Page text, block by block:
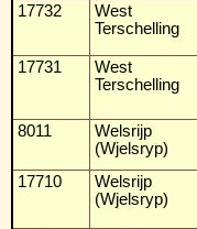
17732
West
Terschelling
17731
West
Terschelling
8011
Welsrijp
(Wjelsryp)
17710
Welsrijp
(Wjelsryp)